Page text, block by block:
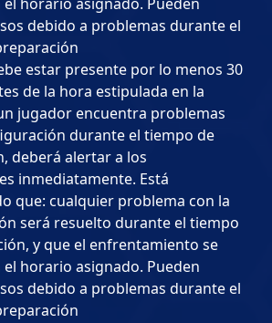
debido a problemas durante el
estar presente por lo menos 30
de la hora estipulada en la
jugador encuentra problemas
durante el tiempo de
deberá alertar a los
inmediatamente. Está
que: cualquier problema con la
será resuelto durante el tiempo
y que el enfrentamiento se
el horario asignado. Pueden
debido a problemas durante el